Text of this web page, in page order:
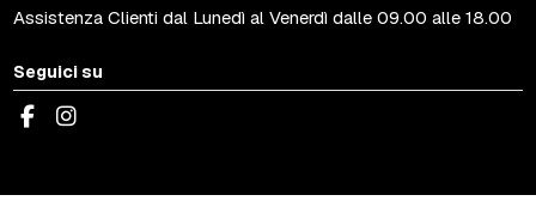
Assistenza Clienti dal Lunedì al Venerdì dalle 09.00 alle 18.00
Seguici su